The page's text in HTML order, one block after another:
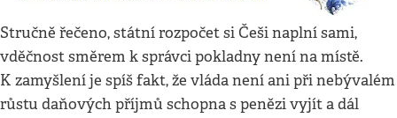
Stručně řečeno, státní rozpočet si Češi naplní sami,
vděčnost směrem k správci pokladny není na místě.
K zamyšlení je spíš fakt, že vláda není ani při nebývalém
růstu daňových příjmů schopna s penězi vyjít a dál